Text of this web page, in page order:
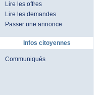
Lire les offres
Lire les demandes
Passer une annonce
Infos citoyennes
Communiqués